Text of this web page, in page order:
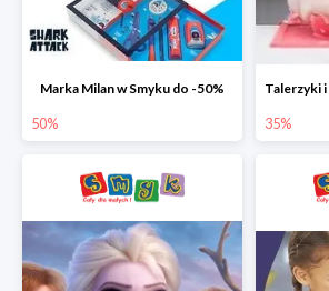
Marka Milan w Smyku do -50%
50% 35%